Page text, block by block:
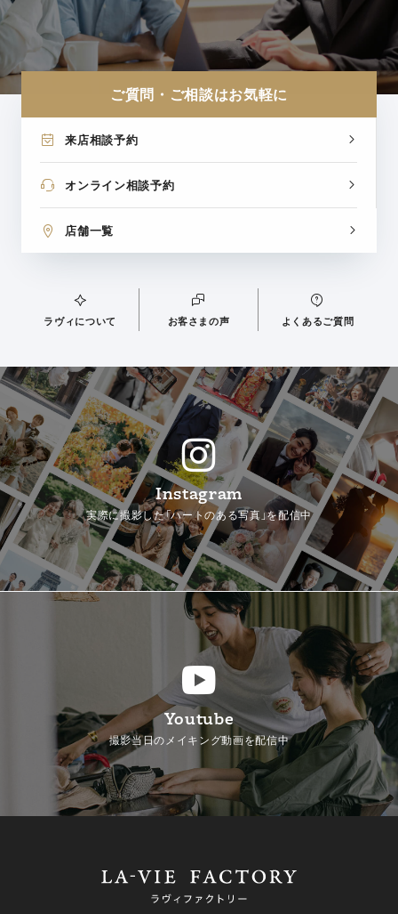
ご質問・ご相談はお気軽に
来店相談予約
オンライン相談予約
店舗一覧
ラヴィについて お客さまの声 よくあるご質問
Instagram
実際に撮影した「ハートのある写真」を配信中
Youtube
撮影当日のメイキング動画を配信中